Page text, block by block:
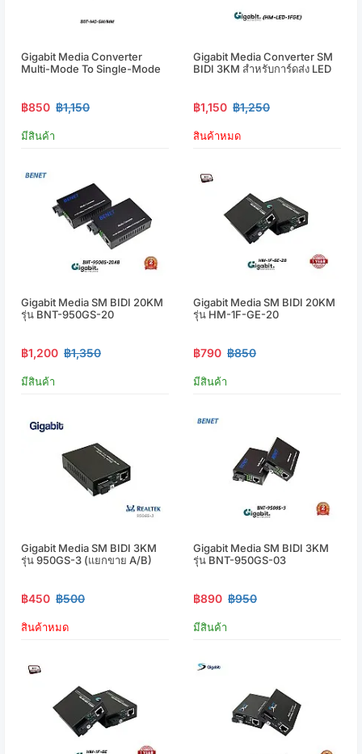
Gigabit Media Converter
Multi-Mode To Single-Mode
฿850 ฿1,150
มีสินค้า
Gigabit Media Converter SM
BIDI 3KM สำหรับการ์ดส่ง LED
฿1,150 ฿1,250
สินค้าหมด
Gigabit Media SM BIDI 20KM
รุ่น BNT-950GS-20
฿1,200 ฿1,350
มีสินค้า
Gigabit Media SM BIDI 20KM
รุ่น HM-1F-GE-20
฿790 ฿850
มีสินค้า
Gigabit Media SM BIDI 3KM
รุ่น 950GS-3 (แยกขาย A/B)
฿450 ฿500
สินค้าหมด
Gigabit Media SM BIDI 3KM
รุ่น BNT-950GS-03
฿890 ฿950
มีสินค้า